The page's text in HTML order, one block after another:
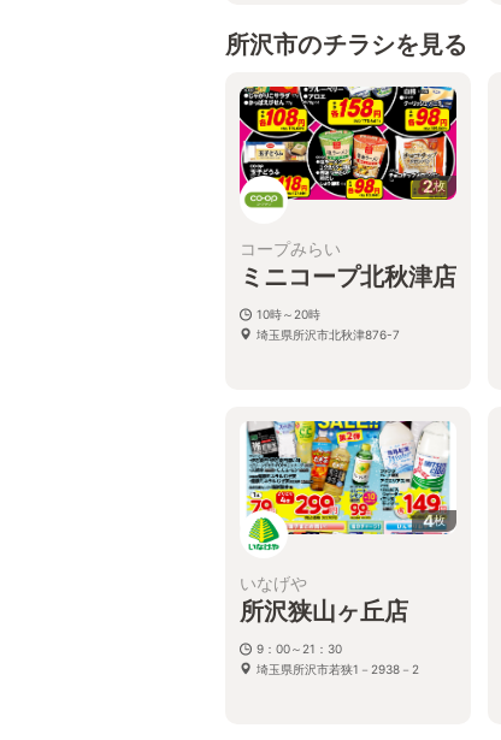
所沢市のチラシを見る
2枚
コープみらい
ミニコープ北秋津店
10時～20時
埼玉県所沢市北秋津876-7
4枚
いなげや
所沢狭山ヶ丘店
9：00～21：30
埼玉県所沢市若狭1－2938－2